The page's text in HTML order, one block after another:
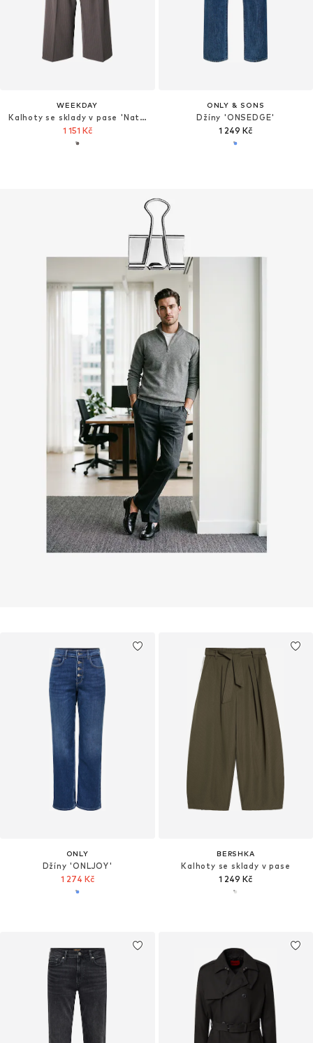
WEEKDAY
Kalhoty se sklady v pase 'Nate'
1 151 Kč
ONLY & SONS
Džíny 'ONSEDGE'
1 249 Kč
ONLY
Džíny 'ONLJOY'
1 274 Kč
BERSHKA
Kalhoty se sklady v pase
1 249 Kč